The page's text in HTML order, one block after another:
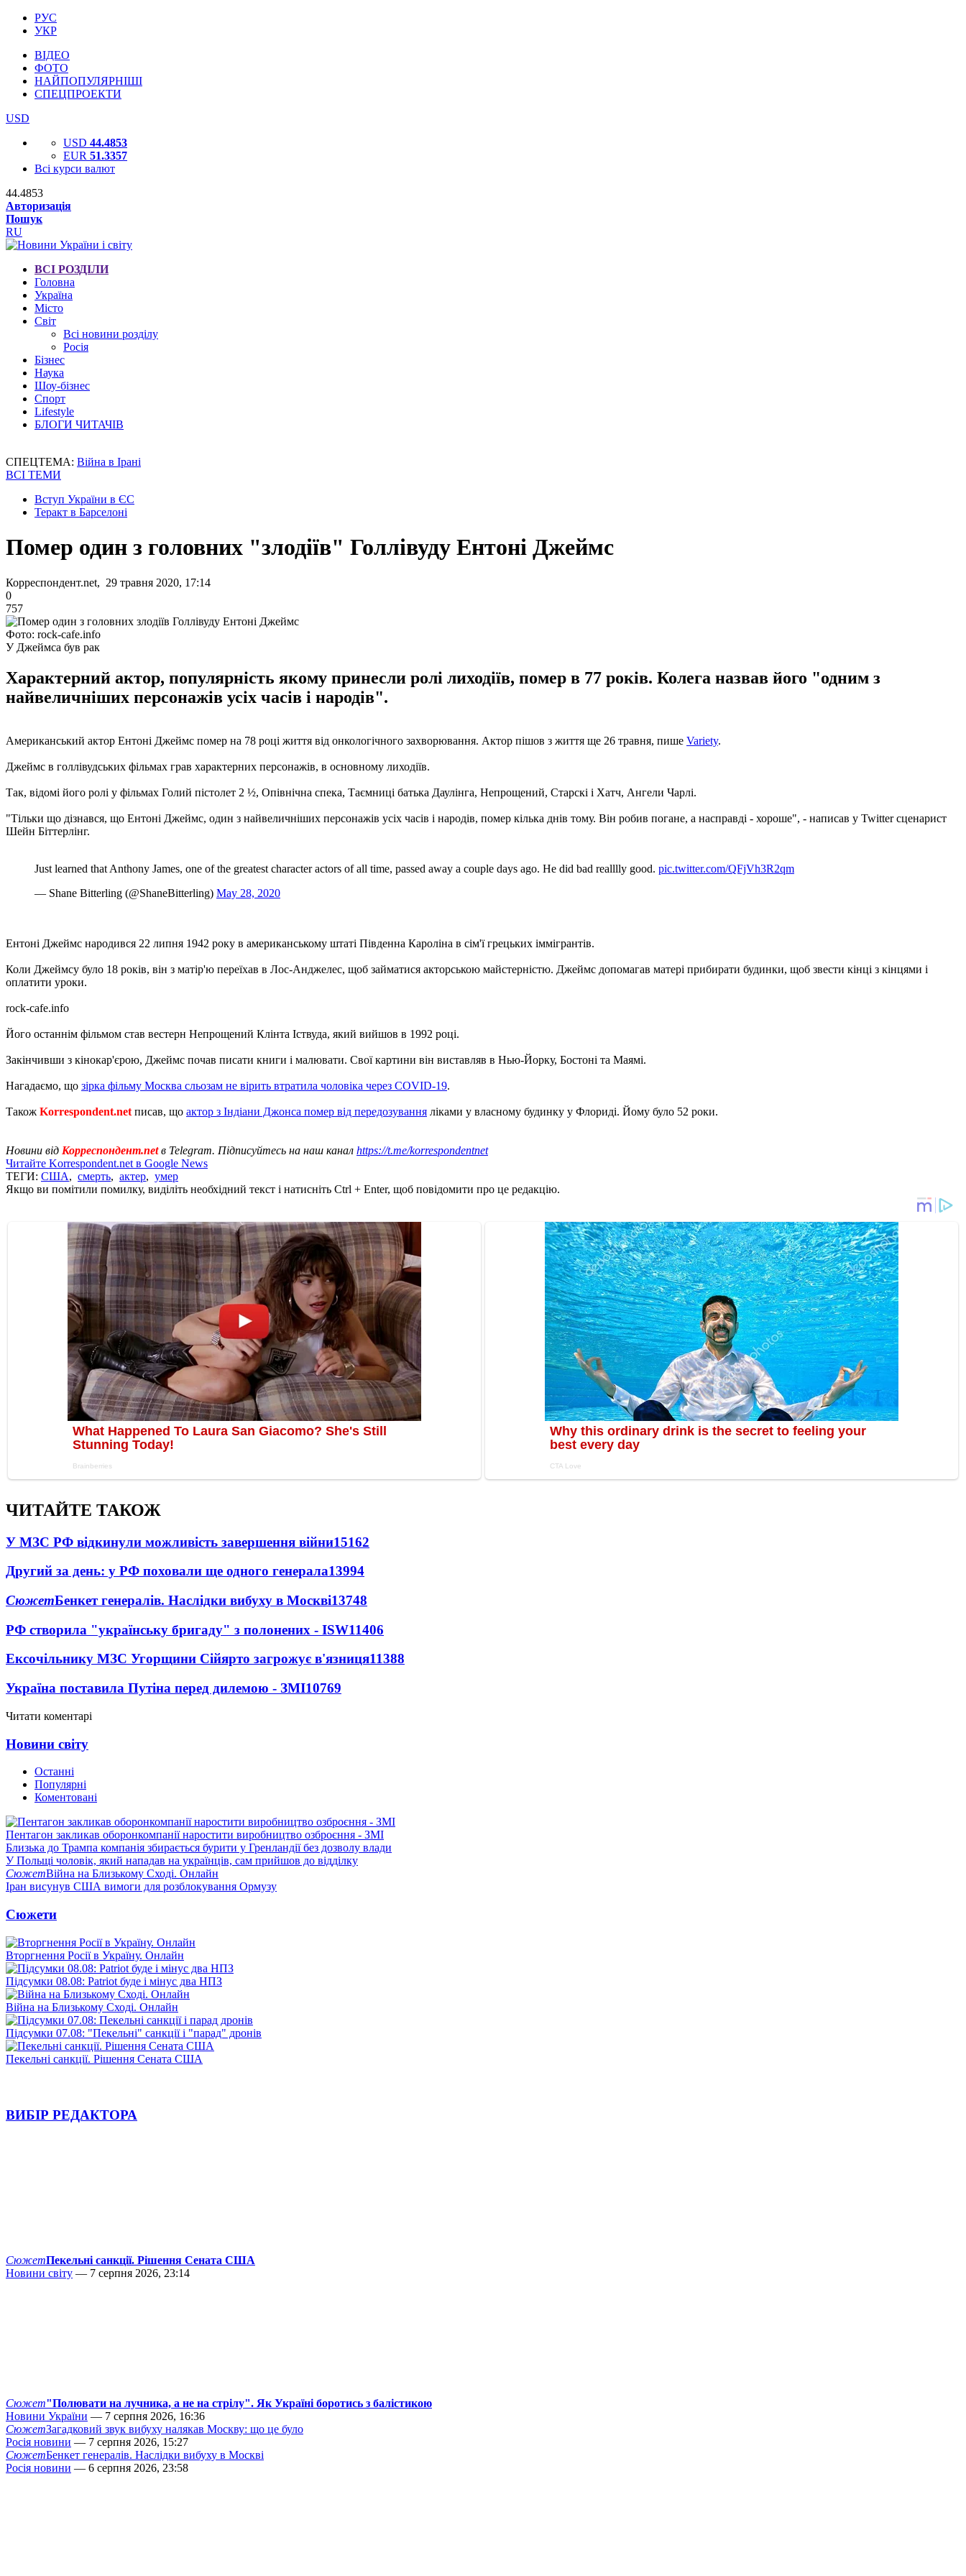
РУС
УКР
ВІДЕО
ФОТО
НАЙПОПУЛЯРНІШІ
СПЕЦПРОЕКТИ
USD
USD 44.4853
EUR 51.3357
Всі курси валют
44.4853
Авторизація
Пошук
RU
ВСІ РОЗДІЛИ
Головна
Україна
Місто
Світ
Всі новини розділу
Росія
Бізнес
Наука
Шоу-бізнес
Спорт
Lifestyle
БЛОГИ ЧИТАЧІВ
СПЕЦТЕМА: Війна в Ірані
ВСІ ТЕМИ
Вступ України в ЄС
Теракт в Барселоні
Помер один з головних "злодіїв" Голлівуду Ентоні Джеймс
Корреспондент.net, 29 травня 2020, 17:14
0
757
Фото: rock-cafe.info
У Джеймса був рак
Характерний актор, популярність якому принесли ролі лиходіїв, помер в 77 років. Колега назвав його "одним з
найвеличніших персонажів усіх часів і народів".
Американський актор Ентоні Джеймс помер на 78 році життя від онкологічного захворювання. Актор пішов з життя ще 26 травня, пише Variety.
Джеймс в голлівудських фільмах грав характерних персонажів, в основному лиходіїв.
Так, відомі його ролі у фільмах Голий пістолет 2 ½, Опівнічна спека, Таємниці батька Даулінга, Непрощений, Старскі і Хатч, Ангели Чарлі.
"Тільки що дізнався, що Ентоні Джеймс, один з найвеличніших персонажів усіх часів і народів, помер кілька днів тому. Він робив погане, а насправді - хороше", - написав у Twitter сценарист
Шейн Біттерлінг.
Just learned that Anthony James, one of the greatest character actors of all time, passed away a couple days ago. He did bad realllly good. pic.twitter.com/QFjVh3R2qm
— Shane Bitterling (@ShaneBitterling) May 28, 2020
Ентоні Джеймс народився 22 липня 1942 року в американському штаті Південна Кароліна в сім'ї грецьких іммігрантів.
Коли Джеймсу було 18 років, він з матір'ю переїхав в Лос-Анджелес, щоб займатися акторською майстерністю. Джеймс допомагав матері прибирати будинки, щоб звести кінці з кінцями і
оплатити уроки.
rock-cafe.info
Його останнім фільмом став вестерн Непрощений Клінта Іствуда, який вийшов в 1992 році.
Закінчивши з кінокар'єрою, Джеймс почав писати книги і малювати. Свої картини він виставляв в Нью-Йорку, Бостоні та Маямі.
Нагадаємо, що зірка фільму Москва сльозам не вірить втратила чоловіка через COVID-19.
Також Korrespondent.net писав, що актор з Індіани Джонса помер від передозування ліками у власному будинку у Флориді. Йому було 52 роки.
Новини від Корреспондент.netв Telegram. Підписуйтесь на наш канал https://t.me/korrespondentnet
Читайте Korrespondent.net в Google News
ТЕГИ: США, смерть, актер, умер
Якщо ви помітили помилку, виділіть необхідний текст і натисніть Ctrl + Enter, щоб повідомити про це редакцію.
ЧИТАЙТЕ ТАКОЖ
У МЗС РФ відкинули можливість завершення війни15162
Другий за день: у РФ поховали ще одного генерала13994
СюжетБенкет генералів. Наслідки вибуху в Москві13748
РФ створила "українську бригаду" з полонених - ISW11406
Ексочільнику МЗС Угорщини Сійярто загрожує в'язниця11388
Україна поставила Путіна перед дилемою - ЗМІ10769
Читати коментарі
Новини світу
Останні
Популярні
Коментовані
Пентагон закликав оборонкомпанії наростити виробництво озброєння - ЗМІ
Близька до Трампа компанія збирається бурити у Гренландії без дозволу влади
У Польщі чоловік, який нападав на українців, сам прийшов до відділку
СюжетВійна на Близькому Сході. Онлайн
Іран висунув США вимоги для розблокування Ормузу
Сюжети
Вторгнення Росії в Україну. Онлайн
Підсумки 08.08: Patriot буде і мінус два НПЗ
Війна на Близькому Сході. Онлайн
Підсумки 07.08: "Пекельні" санкції і "парад" дронів
Пекельні санкції. Рішення Сената США
ВИБІР РЕДАКТОРА
СюжетПекельні санкції. Рішення Сената США
Новини світу — 7 серпня 2026, 23:14
Сюжет"Полювати на лучника, а не на стрілу". Як Україні боротись з балістикою
Новини України — 7 серпня 2026, 16:36
СюжетЗагадковий звук вибуху налякав Москву: що це було
Росія новини — 7 серпня 2026, 15:27
СюжетБенкет генералів. Наслідки вибуху в Москві
Росія новини — 6 серпня 2026, 23:58